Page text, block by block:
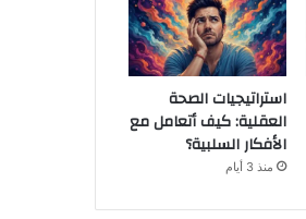
استراتيجيات الصحة
العقلية: كيف أتعامل مع
الأفكار السلبية؟
منذ 3 أيام